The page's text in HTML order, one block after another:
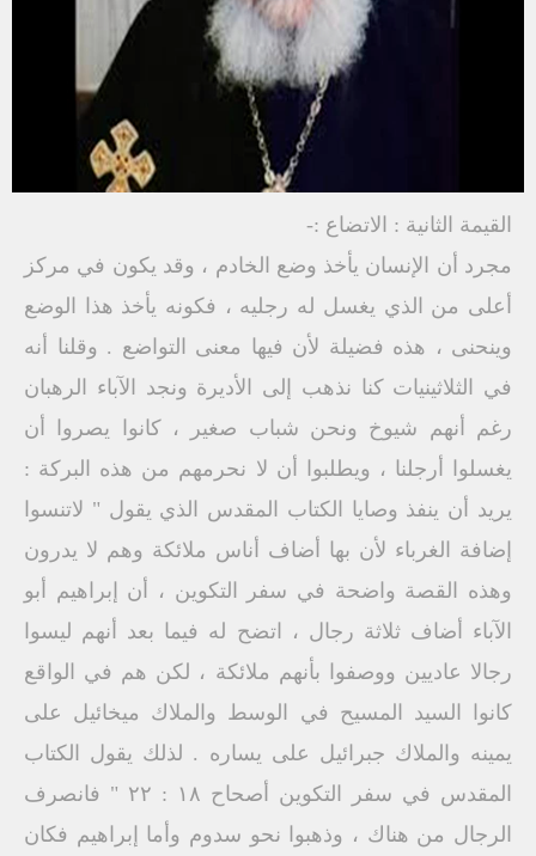
القيمة الثانية : الاتضاع :-
مجرد أن الإنسان يأخذ وضع الخادم ، وقد يكون في مركز
أعلى من الذي يغسل له رجليه ، فكونه يأخذ هذا الوضع
وينحنى ، هذه فضيلة لأن فيها معنى التواضع . وقلنا أنه
في الثلاثينيات كنا نذهب إلى الأديرة ونجد الآباء الرهبان
رغم أنهم شيوخ ونحن شباب صغير ، كانوا يصروا أن
يغسلوا أرجلنا ، ويطلبوا أن لا نحرمهم من هذه البركة :
يريد أن ينفذ وصايا الكتاب المقدس الذي يقول " لاتنسوا
إضافة الغرباء لأن بها أضاف أناس ملائكة وهم لا يدرون
وهذه القصة واضحة في سفر التكوين ، أن إبراهيم أبو
الآباء أضاف ثلاثة رجال ، اتضح له فيما بعد أنهم ليسوا
رجالا عاديين ووصفوا بأنهم ملائكة ، لكن هم في الواقع
كانوا السيد المسيح في الوسط والملاك ميخائيل على
يمينه والملاك جبرائيل على يساره . لذلك يقول الكتاب
المقدس في سفر التكوين أصحاح ۱۸ : ۲۲ " فانصرف
الرجال من هناك ، وذهبوا نحو سدوم وأما إبراهيم فكان